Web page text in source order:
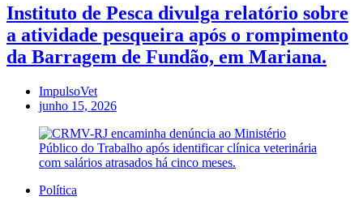
Instituto de Pesca divulga relatório sobre
a atividade pesqueira após o rompimento
da Barragem de Fundão, em Mariana.
ImpulsoVet
junho 15, 2026
Política